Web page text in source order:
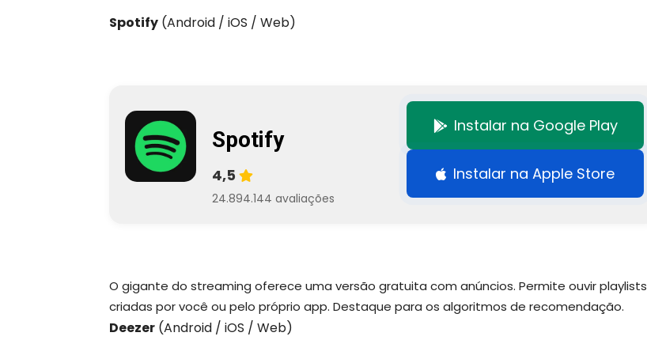
Spotify (Android / iOS / Web)
Spotify
4,5
24.894.144 avaliações
Instalar na Google Play
Instalar na Apple Store
O gigante do streaming oferece uma versão gratuita com anúncios. Permite ouvir playlists
criadas por você ou pelo próprio app. Destaque para os algoritmos de recomendação.
Deezer (Android / iOS / Web)